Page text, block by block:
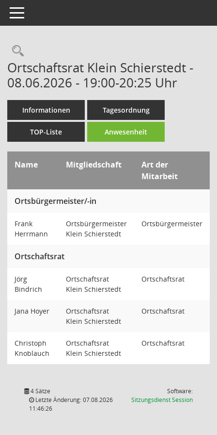
Toggle navigation
Rechercheauswahl
Ortschaftsrat Klein Schierstedt -
08.06.2026 - 19:00-20:25 Uhr
Informationen Tagesordnung
TOP-Liste Anwesenheit
Name Mitgliedschaft
Art der
Mitarbeit
Ortsbürgermeister/-in
Frank
Herrmann
Ortsbürgermeister
Klein Schierstedt
Ortsbürgermeister
Ortschaftsrat
Jörg
Bindrich
Ortschaftsrat
Klein Schierstedt
Ortschaftsrat
Jana Hoyer
Ortschaftsrat
Klein Schierstedt
Ortschaftsrat
Christoph
Knoblauch
Ortschaftsrat
Klein Schierstedt
Ortschaftsrat
4 Sätze
Letzte Änderung: 07.08.2026
11:46:26
Software:
SitzungsdienstSession(Wird in